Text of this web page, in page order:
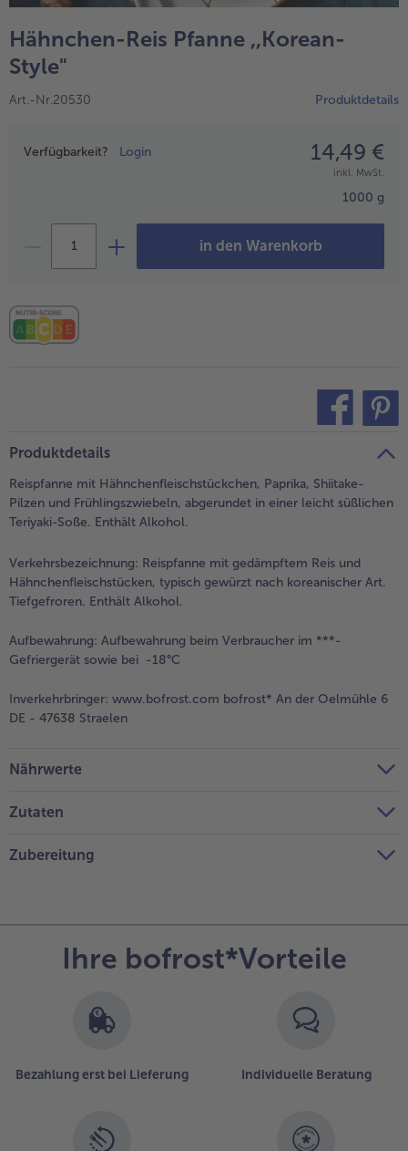
alle Küchenutensilien
alle bofrost*free
alle Pflanzliche Alternativprodukte
Heißluftfritteuse
Hähnchen-Reis Pfanne ,,Korean-
Style"
Art.-Nr.20530 Produktdetails
Preisangabe
Verfügbarkeit? Login 14,49 €
inkl. MwSt.
1000 g
in den Warenkorb
Produktdetails
Reispfanne mit Hähnchenfleischstückchen, Paprika, Shiitake-
Pilzen und Frühlingszwiebeln, abgerundet in einer leicht süßlichen
Teriyaki-Soße. Enthält Alkohol.
Verkehrsbezeichnung: Reispfanne mit gedämpftem Reis und
Hähnchenfleischstücken, typisch gewürzt nach koreanischer Art.
Tiefgefroren. Enthält Alkohol.
Aufbewahrung: Aufbewahrung beim Verbraucher im ***-
Gefriergerät sowie bei -18°C
Inverkehrbringer: www.bofrost.com bofrost* An der Oelmühle 6
DE - 47638 Straelen
Nährwerte
Zutaten
Zubereitung
Ihre bofrost*Vorteile
Bezahlung erst bei Lieferung Individuelle Beratung